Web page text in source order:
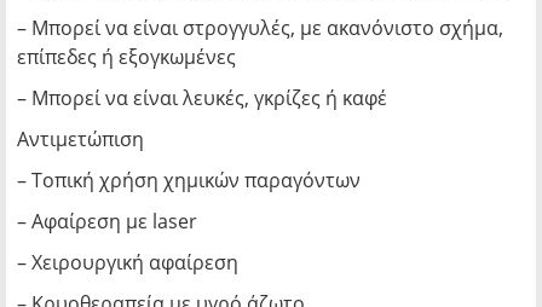
– Μπορεί να είναι στρογγυλές, με ακανόνιστο σχήμα,
επίπεδες ή εξογκωμένες
– Μπορεί να είναι λευκές, γκρίζες ή καφέ
Αντιμετώπιση
– Τοπική χρήση χημικών παραγόντων
– Αφαίρεση με laser
– Χειρουργική αφαίρεση